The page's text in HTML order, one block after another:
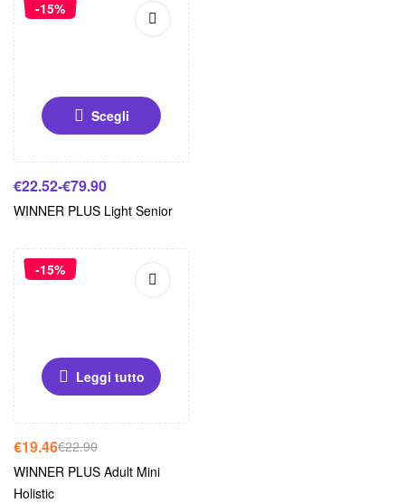
-15%
Scegli
€22.52-€79.90
WINNER PLUS Light Senior
-15%
Leggi tutto
€22.90
€19.46
WINNER PLUS Adult Mini
Holistic